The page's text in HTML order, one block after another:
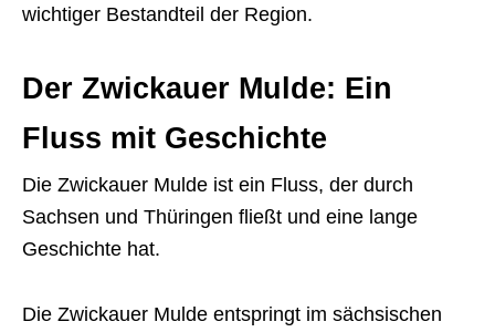
wichtiger Bestandteil der Region.
Der Zwickauer Mulde: Ein
Fluss mit Geschichte
Die Zwickauer Mulde ist ein Fluss, der durch
Sachsen und Thüringen fließt und eine lange
Geschichte hat.
Die Zwickauer Mulde entspringt im sächsischen